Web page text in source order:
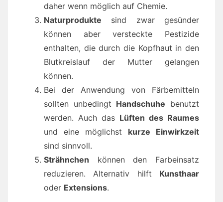
daher wenn möglich auf Chemie.
Naturprodukte sind zwar gesünder
können aber versteckte Pestizide
enthalten, die durch die Kopfhaut in den
Blutkreislauf der Mutter gelangen
können.
Bei der Anwendung von Färbemitteln
sollten unbedingt Handschuhe benutzt
werden. Auch das Lüften des Raumes
und eine möglichst kurze Einwirkzeit
sind sinnvoll.
Strähnchen können den Farbeinsatz
reduzieren. Alternativ hilft Kunsthaar
oder Extensions.